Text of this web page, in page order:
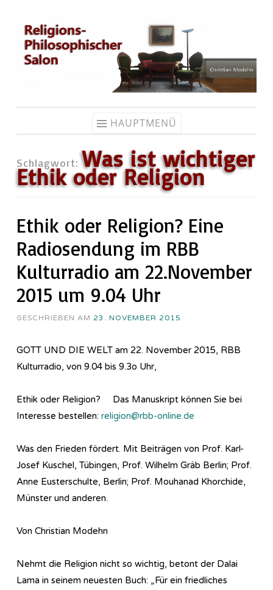
Zum
Inhalt
springen
HAUPTMENÜ
Schlagwort:Was ist wichtiger
Ethik oder Religion
Ethik oder Religion? Eine
Ra­dio­sen­dung im RBB
Kulturradio am 22.November
2015 um 9.04 Uhr
GESCHRIEBEN AM 23. NOVEMBER 2015
GOTT UND DIE WELT am 22. November 2015, RBB
Kulturradio, von 9.04 bis 9.3o Uhr,
Ethik oder Religion? Das Manuskript können Sie bei
Interesse bestellen: religion@rbb-online.de
Was den Frieden fördert. Mit Beiträgen von Prof. Karl-
Josef Kuschel, Tübingen, Prof. Wilhelm Gräb Berlin; Prof.
Anne Eusterschulte, Berlin; Prof. Mouhanad Khorchide,
Münster und anderen.
Von Christian Modehn
Nehmt die Religion nicht so wichtig, betont der Dalai
Lama in seinem neuesten Buch: „Für ein friedliches